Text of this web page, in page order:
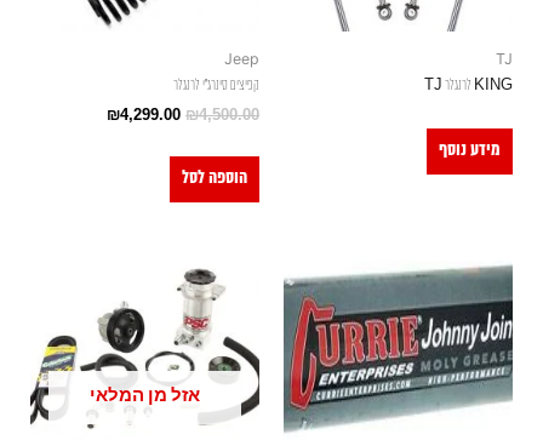
TJ
KING לרנגלר TJ
מידע נוסף
Jeep
קפיצים סינרג"י לרנגלר
₪4,500.00
₪4,299.00
הוספה לסל
אזל מן המלאי